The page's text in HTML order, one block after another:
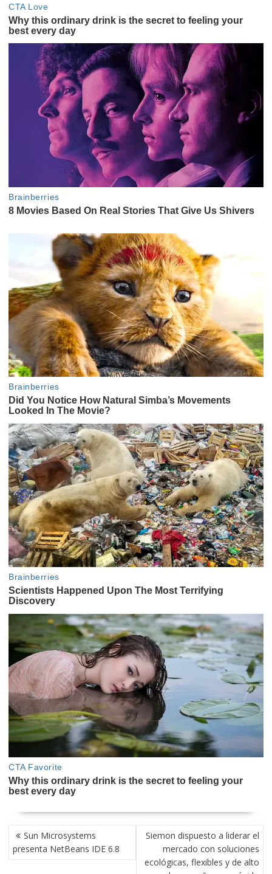
NAVEGACIÓN
DE
ENTRADAS
Sun Microsystems
presenta NetBeans IDE 6.8
Siemon dispuesto a liderar el
mercado con soluciones
ecológicas, flexibles y de alto